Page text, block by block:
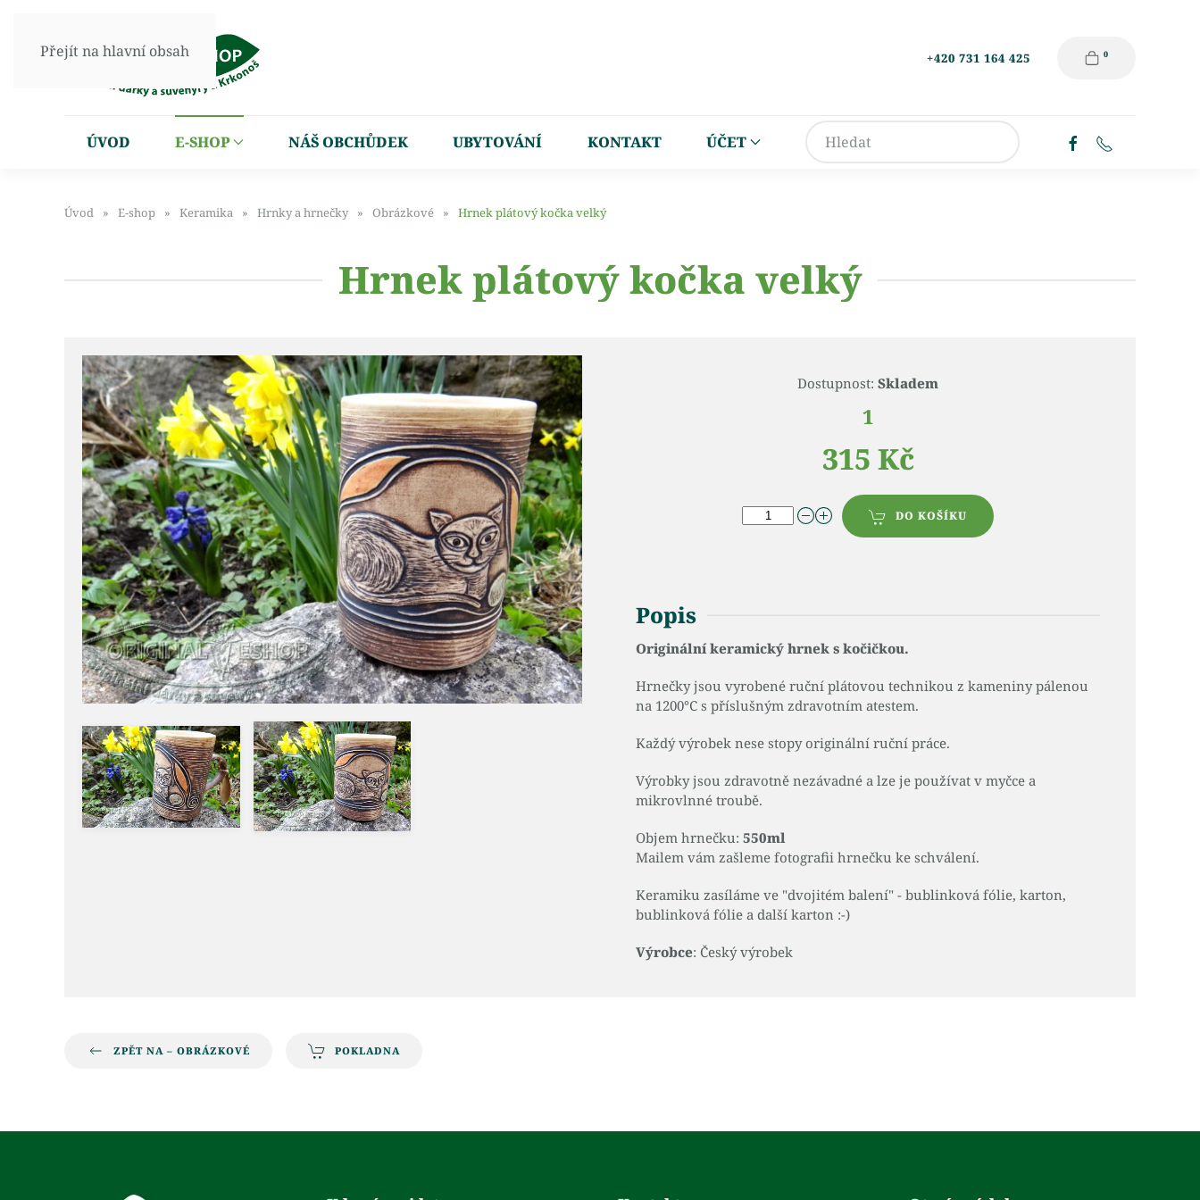
Přejít na hlavní obsah +420 731 164 425 0
ÚVOD E-SHOP NÁŠ OBCHŮDEK UBYTOVÁNÍ KONTAKT ÚČET
Úvod E-shop Keramika Hrnky a hrnečky Obrázkové Hrnek plátový kočka velký
Hrnek plátový kočka velký
Dostupnost: Skladem
1
315 Kč
DO KOŠÍKU
Popis
Originální keramický hrnek s kočičkou.
Hrnečky jsou vyrobené ruční plátovou technikou z kameniny pálenou
na 1200°C s příslušným zdravotním atestem.
Každý výrobek nese stopy originální ruční práce.
Výrobky jsou zdravotně nezávadné a lze je používat v myčce a
mikrovlnné troubě.
Objem hrnečku: 550ml
Mailem vám zašleme fotografii hrnečku ke schválení.
Keramiku zasíláme ve "dvojitém balení" - bublinková fólie, karton,
bublinková fólie a další karton :-)
Výrobce: Český výrobek
ZPĚT NA – OBRÁZKOVÉ POKLADNA